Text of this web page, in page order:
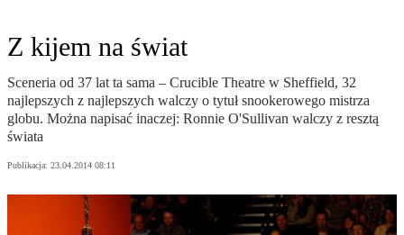
Z kijem na świat
Sceneria od 37 lat ta sama – Crucible Theatre w Sheffield, 32
najlepszych z najlepszych walczy o tytuł snookerowego mistrza
globu. Można napisać inaczej: Ronnie O'Sullivan walczy z resztą
świata
Publikacja: 23.04.2014 08:11